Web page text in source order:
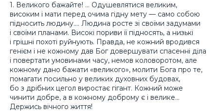
1. Великого бажайте! … Одушевлятися великим,
високим і мати перед очима гідну мету — само собою
підносить людину.… Людина росте зі своїми задумами
і своїми планами. Високі пориви її підносять, а низькі
і грішні похоті руйнують. Правда, не кожний вродився
генієм і не кожному дав Бог довершувати спасенні діла
і повертати умовинами часу, немов коловоротом, але
кожному дано бажати «великого», молити Бога про те,
помагати посильно у великих духовних будовах,
бо з дрібних цегол виростає гігант. Кожний може
чинити добре, а в кожному доброму є і велике…
Держись вічного життя!